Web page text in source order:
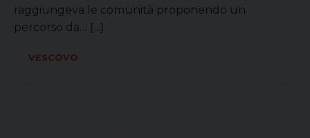
raggiungeva le comunità proponendo un
percorso da… [...]
VESCOVO